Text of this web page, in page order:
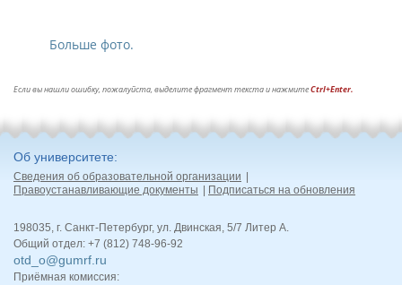
Больше фото.
Если вы нашли ошибку, пожалуйста, выделите фрагмент текста и нажмитеCtrl+Enter.
Об университете
Сведения об образовательной организации
Правоустанавливающие документы
Подписаться на обновления
198035, г. Санкт-Петербург, ул. Двинская, 5/7 Литер А.
Общий отдел: +7 (812) 748-96-92
otd_o@gumrf.ru
Приёмная комиссия: